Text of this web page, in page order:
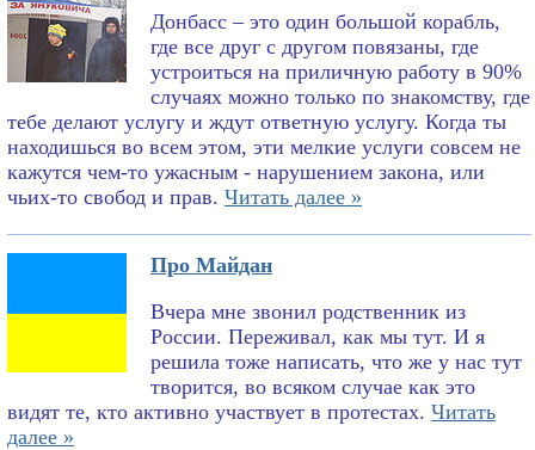
Донбасс – это один большой корабль,
где все друг с другом повязаны, где
устроиться на приличную работу в 90%
случаях можно только по знакомству, где
тебе делают услугу и ждут ответную услугу. Когда ты
находишься во всем этом, эти мелкие услуги совсем не
кажутся чем-то ужасным - нарушением закона, или
чьих-то свобод и прав. Читать далее »
Про Майдан
Вчера мне звонил родственник из
России. Переживал, как мы тут. И я
решила тоже написать, что же у нас тут
творится, во всяком случае как это
видят те, кто активно участвует в протестах. Читать
далее »